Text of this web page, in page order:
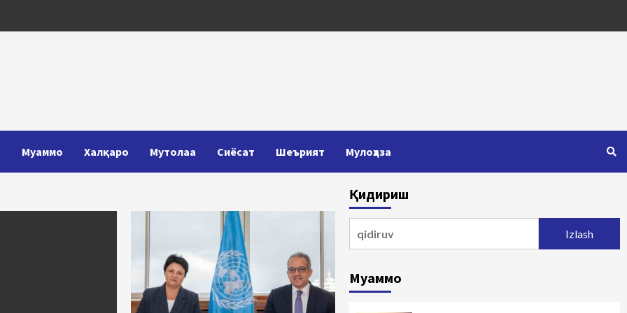
Муаммо Халқаро Мутолаа Сиёсат Шеърият Мулоҳаза
Қидириш
Муаммо